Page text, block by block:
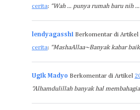
cerita: “Wah ... punya rumah baru nih
lendyagasshi Berkomentar di Artikel
cerita: “MashaAllaa~Banyak kabar
Ugik Madyo Berkomentar di Artikel
“Alhamdulillah banyak hal